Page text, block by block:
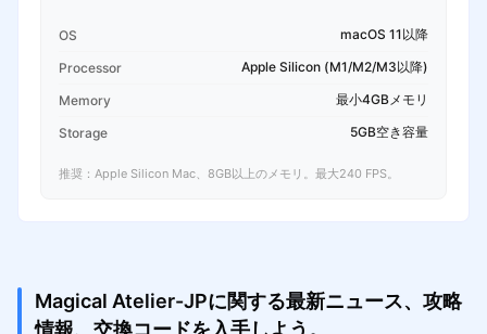
OS macOS 11以降
Processor Apple Silicon (M1/M2/M3以降)
Memory 最小4GBメモリ
Storage 5GB空き容量
推奨：Apple Silicon Mac、8GB以上のメモリ。最大240 FPS。
Magical Atelier-JPに関する最新ニュース、攻略